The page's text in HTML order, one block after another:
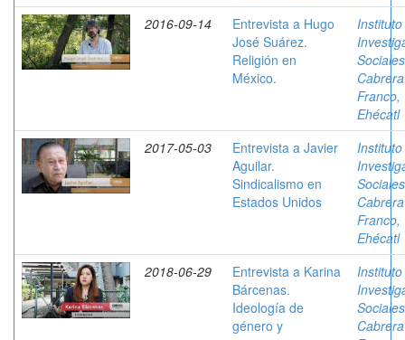
2016-09-14
Entrevista a Hugo
José Suárez.
Religión en
México.
Sociales
Cabrera
Franco,
Ehécatl
2017-05-03
Entrevista a Javier
Aguilar.
Sindicalismo en
Estados Unidos
Sociales
Cabrera
Franco,
Ehécatl
2018-06-29
Entrevista a Karina
Bárcenas.
Ideología de
género y
Sociales
Cabrera